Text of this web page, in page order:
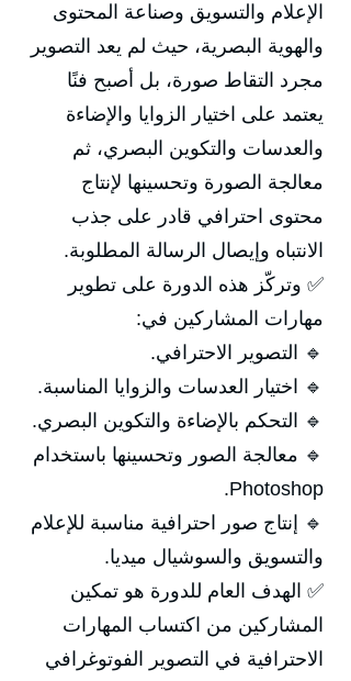
الإعلام والتسويق وصناعة المحتوى
والهوية البصرية، حيث لم يعد التصوير
مجرد التقاط صورة، بل أصبح فنًا
يعتمد على اختيار الزوايا والإضاءة
والعدسات والتكوين البصري، ثم
معالجة الصورة وتحسينها لإنتاج
محتوى احترافي قادر على جذب
الانتباه وإيصال الرسالة المطلوبة.
✅ وتركّز هذه الدورة على تطوير
مهارات المشاركين في:
🔹 التصوير الاحترافي.
🔹 اختيار العدسات والزوايا المناسبة.
🔹 التحكم بالإضاءة والتكوين البصري.
🔹 معالجة الصور وتحسينها باستخدام
Photoshop.
🔹 إنتاج صور احترافية مناسبة للإعلام
والتسويق والسوشيال ميديا.
✅ الهدف العام للدورة هو تمكين
المشاركين من اكتساب المهارات
الاحترافية في التصوير الفوتوغرافي